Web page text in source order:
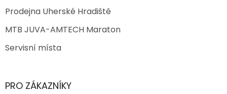
Prodejna Uherské Hradiště
MTB JUVA-AMTECH Maraton
Servisní místa
PRO ZÁKAZNÍKY